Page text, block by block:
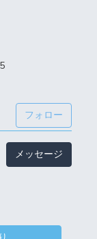
5
フォロー
メッセージ